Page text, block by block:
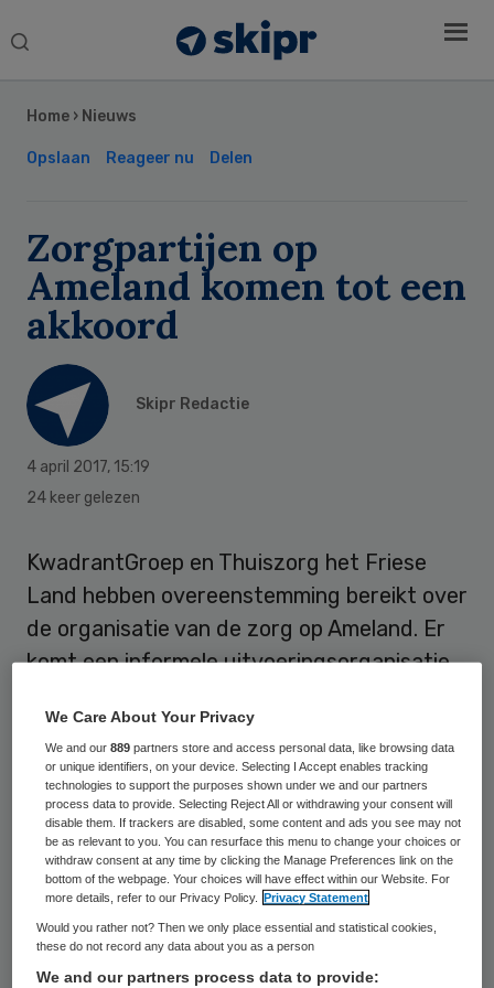
Search
Home › Nieuws
Opslaan Reageer nu Delen
Zorgpartijen op
Ameland komen tot een
akkoord
Skipr Redactie
4 april 2017, 15:19
24 keer gelezen
KwadrantGroep en Thuiszorg het Friese
Land hebben overeenstemming bereikt over
de organisatie van de zorg op Ameland. Er
komt een informele uitvoeringsorganisatie
Friesland Zorgverzekeraar heeft steun
toegezegd aan het plan. Dat maakten de
zorgorganisaties op 3 april bekend.
KwadrantGroep is eigenaar van
woonzorgcentrum De Stelp, terwijl
het eiland verzorgt. De gemeente Ameland
wilde dat de zorg vanuit één
Sidebar
We Care About Your Privacy
We and our889 partners store and access personal data, like browsing data
or unique identifiers, on your device. Selecting I Accept enables tracking
technologies to support the purposes shown under we and our partners
process data to provide. Selecting Reject All or withdrawing your consent will
disable them. If trackers are disabled, some content and ads you see may not
be as relevant to you. You can resurface this menu to change your choices or
withdraw consent at any time by clicking the Manage Preferences link on the
bottom of the webpage. Your choices will have effect within our Website. For
more details, refer to our Privacy Policy.
Privacy Statement
Would you rather not? Then we only place essential and statistical cookies,
these do not record any data about you as a person
We and our partners process data to provide: